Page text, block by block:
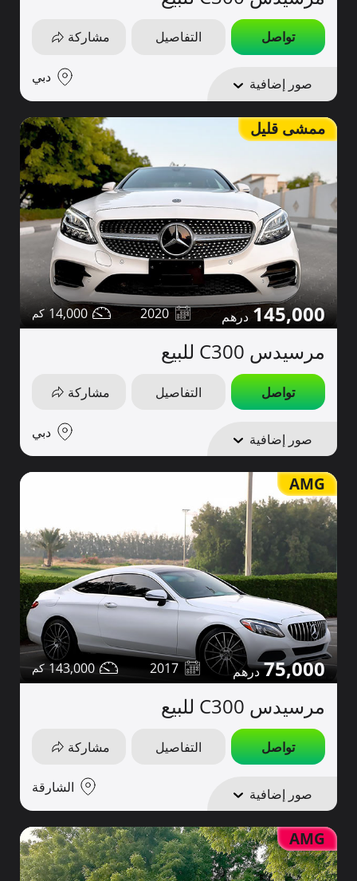
تواصل التفاصيل مشاركة
صور إضافية دبي
ممشى قليل
145,000
2020
14,000
مرسيدس C300 للبيع
تواصل التفاصيل مشاركة
صور إضافية دبي
AMG
75,000
2017
143,000
مرسيدس C300 للبيع
تواصل التفاصيل مشاركة
صور إضافية الشارقة
AMG